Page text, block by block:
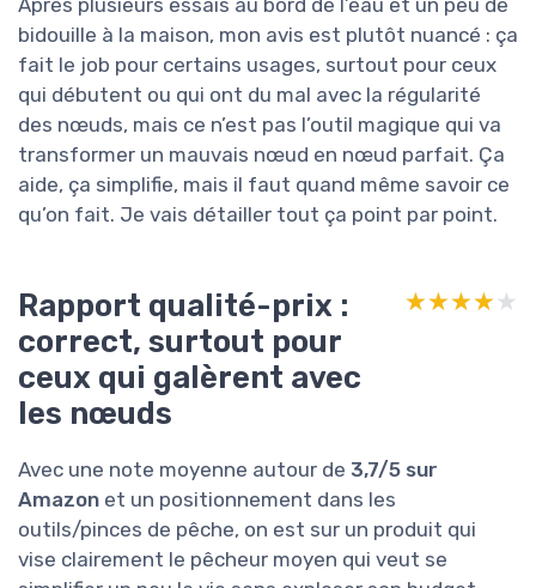
Après plusieurs essais au bord de l’eau et un peu de
bidouille à la maison, mon avis est plutôt nuancé : ça
fait le job pour certains usages, surtout pour ceux
qui débutent ou qui ont du mal avec la régularité
des nœuds, mais ce n’est pas l’outil magique qui va
transformer un mauvais nœud en nœud parfait. Ça
aide, ça simplifie, mais il faut quand même savoir ce
qu’on fait. Je vais détailler tout ça point par point.
Rapport qualité-prix :
correct, surtout pour
ceux qui galèrent avec
les nœuds
★★★★★
★★★★★
Avec une note moyenne autour de 3,7/5 sur
Amazon et un positionnement dans les
outils/pinces de pêche, on est sur un produit qui
vise clairement le pêcheur moyen qui veut se